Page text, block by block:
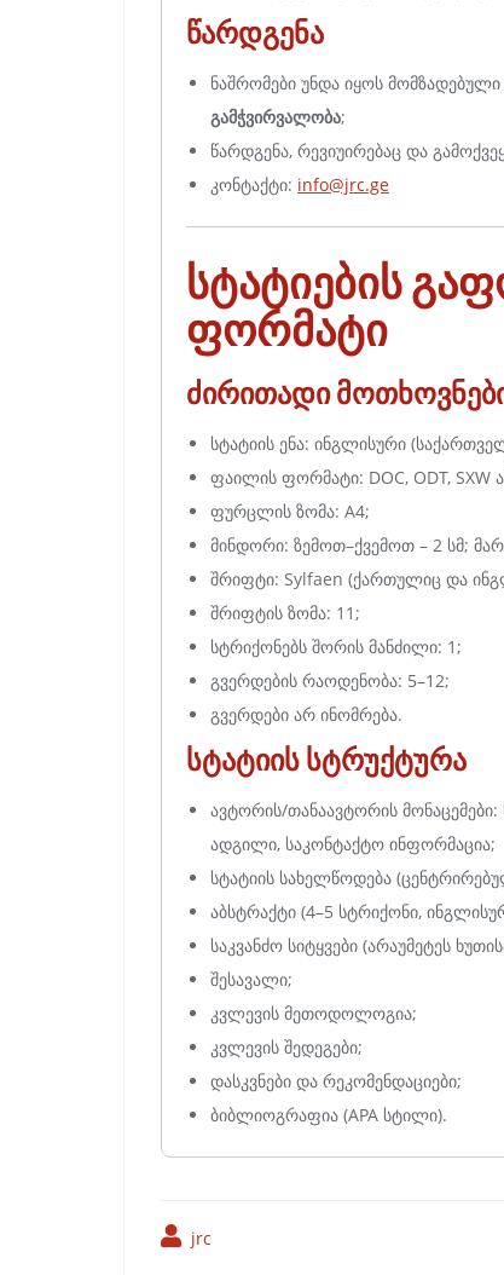
წარდგენა
ნაშრომები უნდა იყოს მომზადებული
გამჭვირვალობა;
წარდგენა, რევიუირებაც და
კონტაქტი: info@jrc.ge
სტატიების
ფორმატი
ძირითადი
სტატიის ენა: ინგლისური
ფაილის ფორმატი: DOC, ODT, SXW
ფურცლის ზომა: A4;
მინდორი: ზემოთ–ქვემოთ – 2 სმ;
შრიფტი: Sylfaen (ქართულიც და
შრიფტის ზომა: 11;
სტრიქონებს შორის მანძილი: 1;
გვერდების რაოდენობა: 5–12;
გვერდები არ ინომრება.
სტატიის სტრუქტურა
ავტორის/თანაავტორის მონაცემები:
ადგილი, საკონტაქტო ინფორმაცია;
სტატიის სახელწოდება
აბსტრაქტი (4–5 სტრიქონი,
საკვანძო სიტყვები (არაუმეტეს
შესავალი;
კვლევის მეთოდოლოგია;
კვლევის შედეგები;
დასკვნები და რეკომენდაციები;
ბიბლიოგრაფია (APA სტილი).
jrc